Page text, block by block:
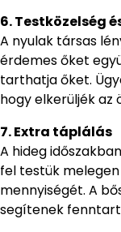
6. Testközelség
A nyulak társas
érdemes őket
tarthatja őket.
hogy elkerüljék az
7. Extra táplálás
A hideg
fel testük
mennyiségét. A
segítenek